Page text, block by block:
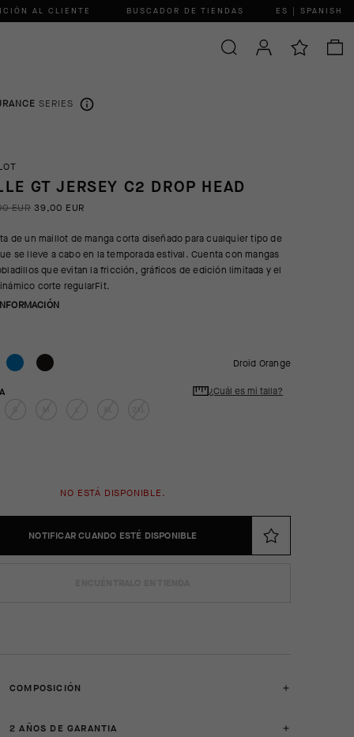
AL CLIENTE BUSCADOR DE TIENDAS ES | SPANISH
SERIES
GT JERSEY C2 DROP HEAD
EUR 39,00 EUR
de un maillot de manga corta diseñado para cualquier tipo de
se lleve a cabo en la temporada estival. Cuenta con mangas
que evitan la fricción, gráficos de edición limitada y el
corte regularFit.
Droid Orange
¿Cuál es mi talla?
NO ESTÁ DISPONIBLE.
NOTIFICAR CUANDO ESTÉ DISPONIBLE
COMPOSICIÓN
2 AÑOS DE GARANTIA